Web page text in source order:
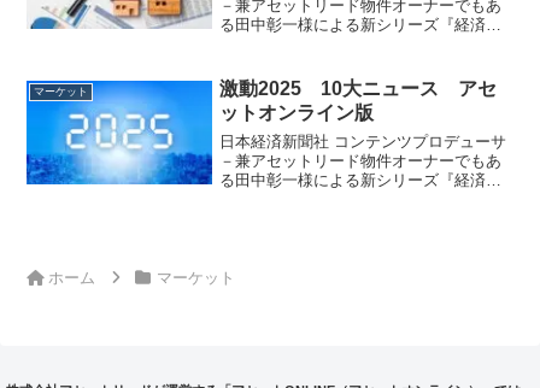
－兼アセットリード物件オーナーでもあ
る田中彰一様による新シリーズ『経済ニ
してちょっと違う角度から読み解く注目
企画です。
マーケット
激動2025 10大ニュース アセ
ットオンライン版
日本経済新聞社 コンテンツプロデューサ
－兼アセットリード物件オーナーでもあ
る田中彰一様による新シリーズ『経済ニ
ホーム
マーケット